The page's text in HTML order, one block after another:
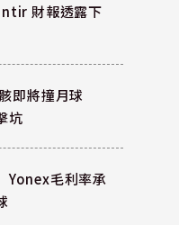
財報透露下
即將撞月球
坑
毛利率承